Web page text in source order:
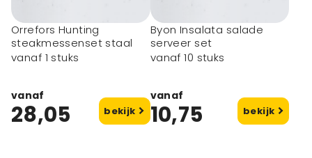
Orrefors Hunting
steakmessenset staal
vanaf 1 stuks
vanaf
28,05 bekijk
Byon Insalata salade
serveer set
vanaf 10 stuks
vanaf
10,75 bekijk